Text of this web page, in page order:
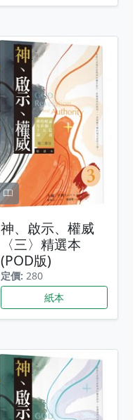
神、啟示、權威
〈三〉精選本
(POD版)
定價: 280
紙本